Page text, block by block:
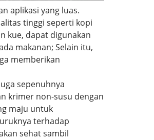
aplikasi yang luas.
tinggi seperti kopi
kue, dapat digunakan
makanan; Selain itu,
memberikan
sepenuhnya
krimer non-susu dengan
maju untuk
terhadap
sehat sambil